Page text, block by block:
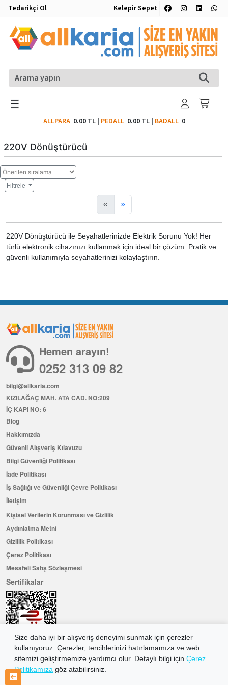
Tedarikçi Ol Kelepir Sepet
ALLPARA 0.00 TL| PEDALL 0.00 TL| BADALL0
220V Dönüştürücü
Filtrele
« »
220V Dönüştürücü ile Seyahatlerinizde Elektrik Sorunu Yok! Her
türlü elektronik cihazınızı kullanmak için ideal bir çözüm. Pratik ve
güvenli kullanımıyla seyahatlerinizi kolaylaştırın.
Size daha iyi bir alışveriş deneyimi sunmak için çerezler
kullanıyoruz. Çerezler, tercihlerinizi hatırlamamıza ve web
sitemizi geliştirmemize yardımcı olur. Detaylı bilgi için Çerez
Politikamıza göz atabilirsiniz.
Hemen arayın!
0252 313 09 82
bilgi@allkaria.com
KIZILAĞAÇ MAH. ATA CAD. NO:209
İÇ KAPI NO: 6
Blog
Hakkımızda
Güvenli Alışveriş Kılavuzu
Bilgi Güvenliği Politikası
İade Politikası
İş Sağlığı ve Güvenliği Çevre Politikası
İletişim
Kişisel Verilerin Korunması ve Gizlilik
Aydınlatma Metni
Gizlilik Politikası
Çerez Politikası
Mesafeli Satış Sözleşmesi
Sertifikalar
Hemen Üye Olun ...ve 100 ₺ değerinde indirim kuponu kazanın